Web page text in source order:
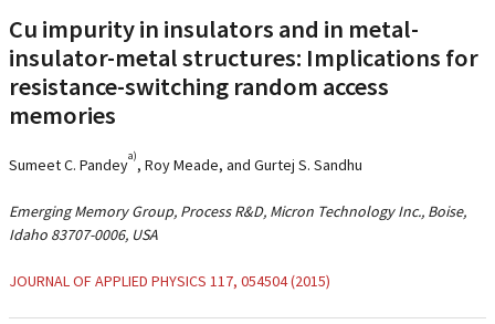
Cu impurity in insulators and in metal-
insulator-metal structures: Implications for
resistance-switching random access
memories
Sumeet C. Pandey
a)
, Roy Meade, and Gurtej S. Sandhu
Emerging Memory Group, Process R&D, Micron Technology Inc., Boise,
Idaho 83707-0006, USA
JOURNAL OF APPLIED PHYSICS 117, 054504 (2015)